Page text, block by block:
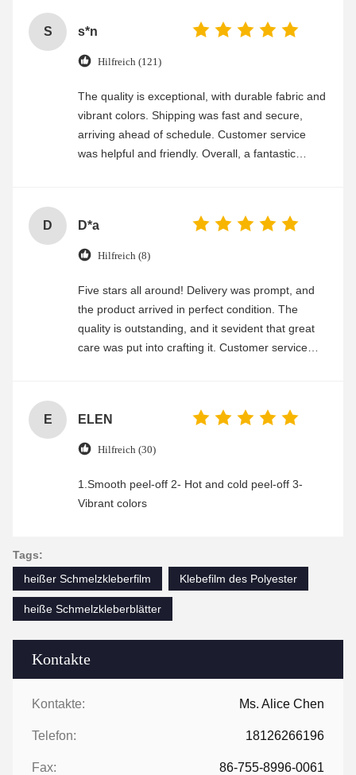
Kontakte
Kontakte: Ms. Alice Chen
Telefon: 18126266196
Fax: 86-755-8996-0061
S s*n
Hilfreich (121)
The quality is exceptional, with durable fabric and
vibrant colors. Shipping was fast and secure,
arriving ahead of schedule. Customer service
was helpful and friendly. Overall, a fantastic
D D*a
Hilfreich (8)
Five stars all around! Delivery was prompt, and
the product arrived in perfect condition. The
quality is outstanding, and it sevident that great
care was put into crafting it. Customer service
E ELEN
Hilfreich (30)
1.Smooth peel-off 2- Hot and cold peel-off 3-
Vibrant colors
Tags:
heißer Schmelzkleberfilm
Klebefilm des Polyester
heiße Schmelzkleberblätter